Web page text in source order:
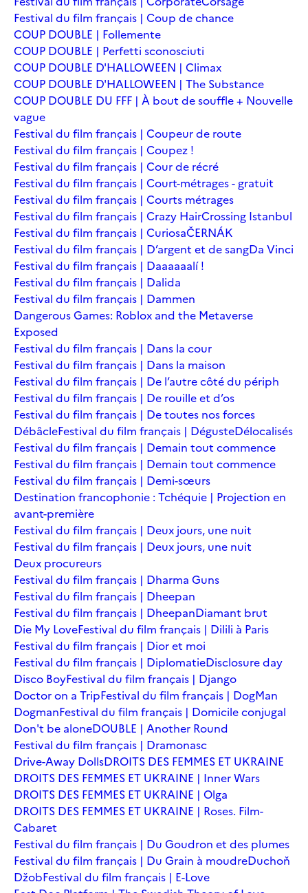
Festival du film français | Coup de chance
COUP DOUBLE | Follemente
COUP DOUBLE | Perfetti sconosciuti
COUP DOUBLE D'HALLOWEEN | Climax
COUP DOUBLE D'HALLOWEEN | The Substance
COUP DOUBLE DU FFF | À bout de souffle + Nouvelle
vague
Festival du film français | Coupeur de route
Festival du film français | Coupez !
Festival du film français | Cour de récré
Festival du film français | Court-métrages - gratuit
Festival du film français | Courts métrages
Festival du film français | Crazy HairCrossing Istanbul
Festival du film français | CuriosaČERNÁK
Festival du film français | D’argent et de sangDa Vinci
Festival du film français | Daaaaaalí !
Festival du film français | Dalida
Festival du film français | Dammen
Dangerous Games: Roblox and the Metaverse
Exposed
Festival du film français | Dans la cour
Festival du film français | Dans la maison
Festival du film français | De l’autre côté du périph
Festival du film français | De rouille et d’os
Festival du film français | De toutes nos forces
DébâcleFestival du film français | DégusteDélocalisés
Festival du film français | Demain tout commence
Festival du film français | Demain tout commence
Festival du film français | Demi-sœurs
Destination francophonie : Tchéquie | Projection en
avant-première
Festival du film français | Deux jours, une nuit
Festival du film français | Deux jours, une nuit
Deux procureurs
Festival du film français | Dharma Guns
Festival du film français | Dheepan
Festival du film français | DheepanDiamant brut
Die My LoveFestival du film français | Dilili à Paris
Festival du film français | Dior et moi
Festival du film français | DiplomatieDisclosure day
Disco BoyFestival du film français | Django
Doctor on a TripFestival du film français | DogMan
DogmanFestival du film français | Domicile conjugal
Don't be aloneDOUBLE | Another Round
Festival du film français | Dramonasc
Drive-Away DollsDROITS DES FEMMES ET UKRAINE
DROITS DES FEMMES ET UKRAINE | Inner Wars
DROITS DES FEMMES ET UKRAINE | Olga
DROITS DES FEMMES ET UKRAINE | Roses. Film-
Cabaret
Festival du film français | Du Goudron et des plumes
Festival du film français | Du Grain à moudreDuchoň
DžobFestival du film français | E-Love